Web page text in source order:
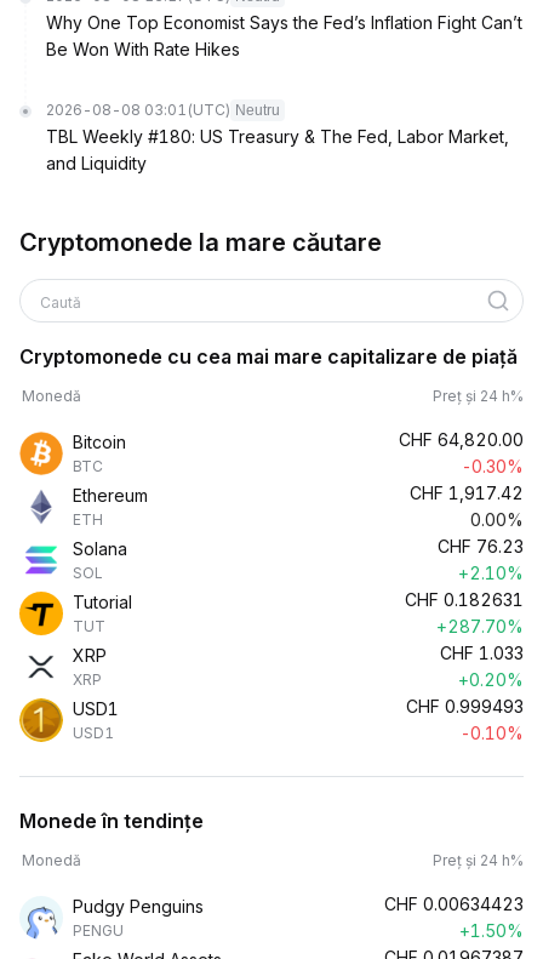
Why One Top Economist Says the Fed’s Inflation Fight Can’t
Be Won With Rate Hikes
2026-08-08 03:01 (UTC) Neutru
TBL Weekly #180: US Treasury & The Fed, Labor Market,
and Liquidity
Cryptomonede la mare căutare
Caută
Cryptomonede cu cea mai mare capitalizare de piață
Monedă Preț și 24 h%
Bitcoin
BTC
CHF 64,820.00
-0.30%
Ethereum
ETH
CHF 1,917.42
0.00%
Solana
SOL
CHF 76.23
+2.10%
Tutorial
TUT
CHF 0.182631
+287.70%
XRP
XRP
CHF 1.033
+0.20%
USD1
USD1
CHF 0.999493
-0.10%
Monede în tendințe
Monedă Preț și 24 h%
Pudgy Penguins
PENGU
CHF 0.00634423
+1.50%